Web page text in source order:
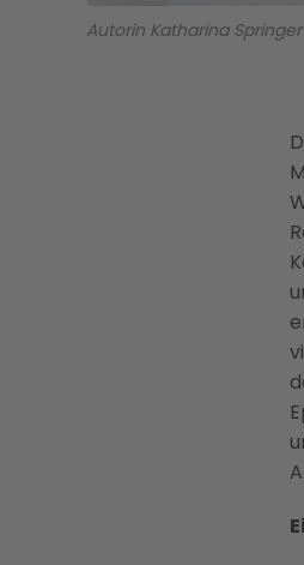
Autorin Katharina